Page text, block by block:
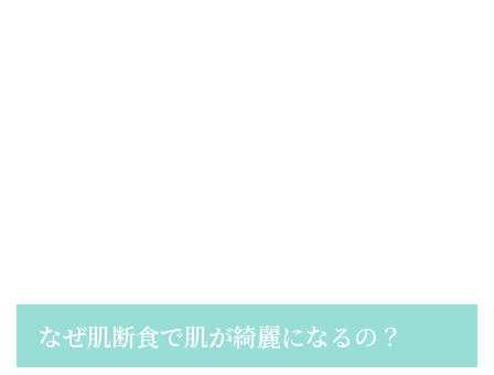
なぜ肌断食で肌が綺麗になるの？